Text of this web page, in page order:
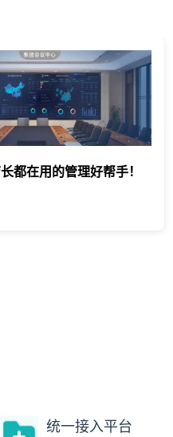
都在用的管理好帮手！
统一接入平台